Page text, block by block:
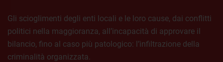
Gli scioglimenti degli enti locali e le loro cause, dai conflitti
politici nella maggioranza, all’incapacità di approvare il
bilancio, fino al caso più patologico: l’infiltrazione della
criminalità organizzata.